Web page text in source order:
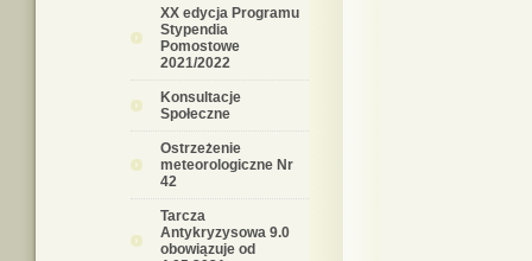
XX edycja Programu
Stypendia
Pomostowe
2021/2022
Konsultacje
Społeczne
Ostrzeżenie
meteorologiczne Nr
42
Tarcza
Antykryzysowa 9.0
obowiązuje od